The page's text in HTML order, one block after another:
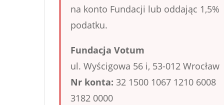
na konto Fundacji lub oddając 1,5%
podatku.
Fundacja Votum
ul. Wyścigowa 56 i, 53-012 Wrocław
Nr konta: 32 1500 1067 1210 6008
3182 0000